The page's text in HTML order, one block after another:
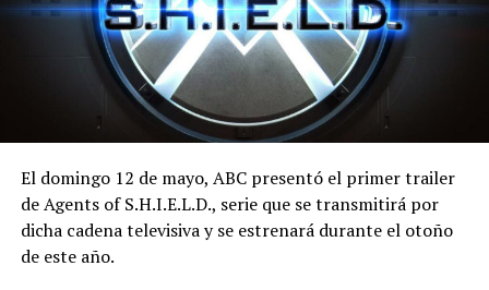
El domingo 12 de mayo, ABC presentó el primer trailer
de Agents of S.H.I.E.L.D., serie que se transmitirá por
dicha cadena televisiva y se estrenará durante el otoño
de este año.